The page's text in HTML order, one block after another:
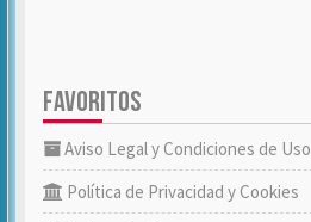
FAVORITOS
Aviso Legal y Condiciones de Uso
Política de Privacidad y Cookies